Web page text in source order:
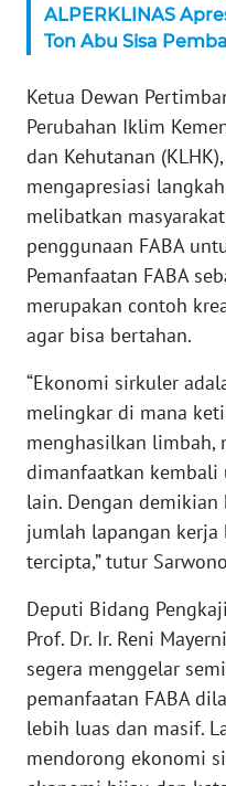
ALPERKLINAS
Ton Abu Sisa
Ketua Dewan
Perubahan Iklim
dan Kehutanan
mengapresiasi
melibatkan
penggunaan FABA
Pemanfaatan FABA
merupakan contoh
agar bisa bertahan.
“Ekonomi sirkuler
melingkar di mana
menghasilkan limbah,
dimanfaatkan
lain. Dengan demikian
jumlah lapangan kerja
tercipta,” tutur
Deputi Bidang
Prof. Dr. Ir. Reni
segera menggelar
pemanfaatan FABA
lebih luas dan masif.
mendorong ekonomi
WN
WN
WN
SULTENG
WN
SULBAR
BABEL
WN
SUMBAR
WN
SUMSEL
WN
BENGKULU
WN
WN